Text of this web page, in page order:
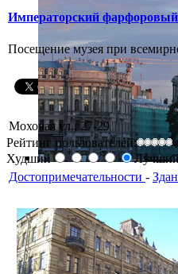
Императорский
Посещение музея при
Моховая ул., 27-29
Рейтинг пользователей:
Худший
Достопримечательности -